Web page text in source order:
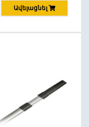
Ավելացնել